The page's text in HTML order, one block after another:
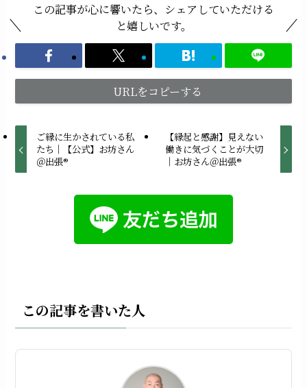
この記事が心に響いたら、シェアしていただける
と嬉しいです。
URLをコピーする
ご縁に生かされている私
たち｜【公式】お坊さん
＠出張®︎
【縁起と感謝】見えない
働きに気づくことが大切
｜お坊さん＠出張®︎
この記事を書いた人